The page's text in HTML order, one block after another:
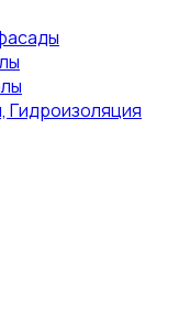
Гидроизоляция